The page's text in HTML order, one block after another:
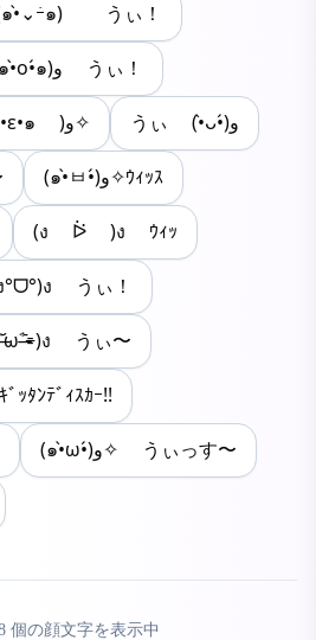
•̀⌄ｰ́๑)ゞ うぃ！
(๑•̀o•́๑)و うぃ！
(๑•ε•๑ )و✧ うぃ (•̀ᴗ•́)و
(๑•̀ㅂ•́)و✧ｳｨｯｽ
(ง ᐖ )ง ｳｨｯ
°ᗜ°)ง うぃ！
ง うぃ〜
ﾀﾝﾃﾞｨｽｶｰ!!
(๑•̀ω•́)و✧ うぃっす〜
個の顔文字を表示中